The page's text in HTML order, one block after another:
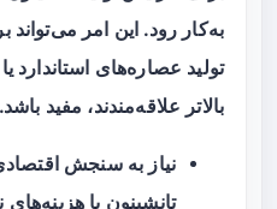
به‌کار رود. این امر می‌تواند
تولید عصاره‌های استاندارد
بالاتر علاقه‌مندند، مفید
نیاز به سنجش
تانشینون با